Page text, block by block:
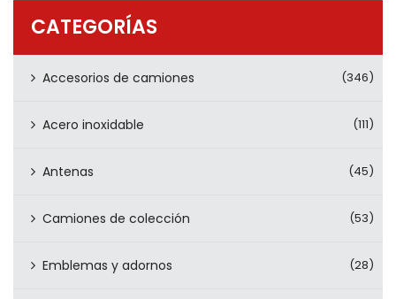
CONTÁCTENOS
CATEGORÍAS
Accesorios de camiones (346)
Acero inoxidable (111)
Antenas (45)
Camiones de colección (53)
Emblemas y adornos (28)